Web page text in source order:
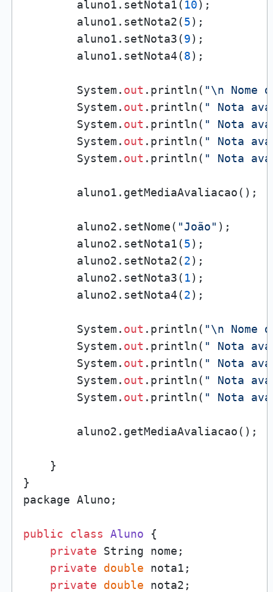
        aluno1.setNota1(
10);
        aluno1.setNota2(
5);
        aluno1.setNota3(
9);
        aluno1.setNota4(
8);
        System.
out .println( "\n Nome
        System.
out .println( " Nota
        System.
out .println( " Nota
        System.
out .println( " Nota
        System.
out .println( " Nota
        aluno1.getMediaAvaliacao();
        aluno2.setNome(
"João" );
        aluno2.setNota1(
5);
        aluno2.setNota2(
2);
        aluno2.setNota3(
1);
        aluno2.setNota4(
2);
        System.
out .println( "\n Nome
        System.
out .println( " Nota
        System.
out .println( " Nota
        System.
out .println( " Nota
        System.
out .println( " Nota
        aluno2.getMediaAvaliacao();
    }
}
package Aluno;
public class Aluno {
private String nome;
private
double nota1;
private
double nota2;